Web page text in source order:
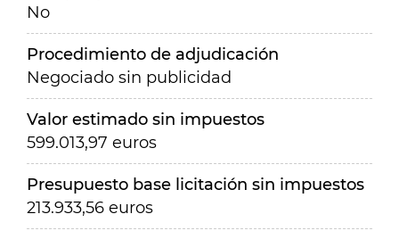
No
Procedimiento de adjudicación
Negociado sin publicidad
Valor estimado sin impuestos
599.013,97 euros
Presupuesto base licitación sin impuestos
213.933,56 euros